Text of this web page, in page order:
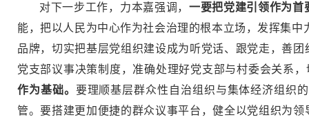
对下一步工作，力本嘉强调， 一要把党建引领作为首
能，把以人民为中心作为社会治理的根本立场，发挥集中
品牌，切实把基层党组织建设成为听党话、跟党走，善
党支部议事决策制度，准确处理好党支部与村委会关系
作为基础。 要理顺基层群众性自治组织与集体经济组织
管。要搭建更加便捷的群众议事平台，健全以党组织为